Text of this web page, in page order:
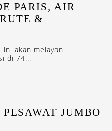
PARIS, AIR
&
akan melayani
di 74...
JUMBO